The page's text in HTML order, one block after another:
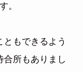
。
もできるよう
合所もありまし